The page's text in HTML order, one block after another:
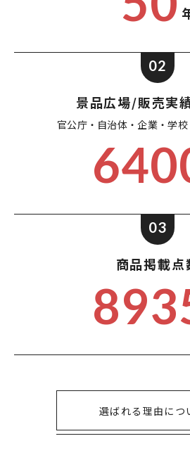
02
景品広場/販売実
官公庁・自治体・企業・学
03
商品掲載点
選ばれる理由につ